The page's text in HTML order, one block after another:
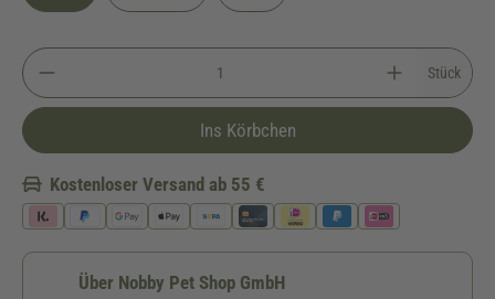
Stück
Ins Körbchen
Kostenloser Versand ab 55 €
Über Nobby Pet Shop GmbH